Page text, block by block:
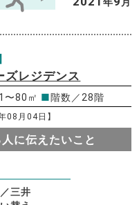
ズレジデンス
〜80㎡ ■階数／28階
08月04日】
に伝えたいこと
三井